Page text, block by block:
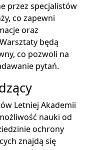
przez specjalistów
co zapewni
oraz
będą
co pozwoli na
pytań.
Letniej Akademii
nauki od
ochrony
znajdą się